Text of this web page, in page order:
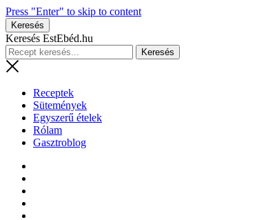
Press "Enter" to skip to content
Keresés
Keresés EstEbéd.hu
Receptek
Sütemények
Egyszerű ételek
Rólam
Gasztroblog